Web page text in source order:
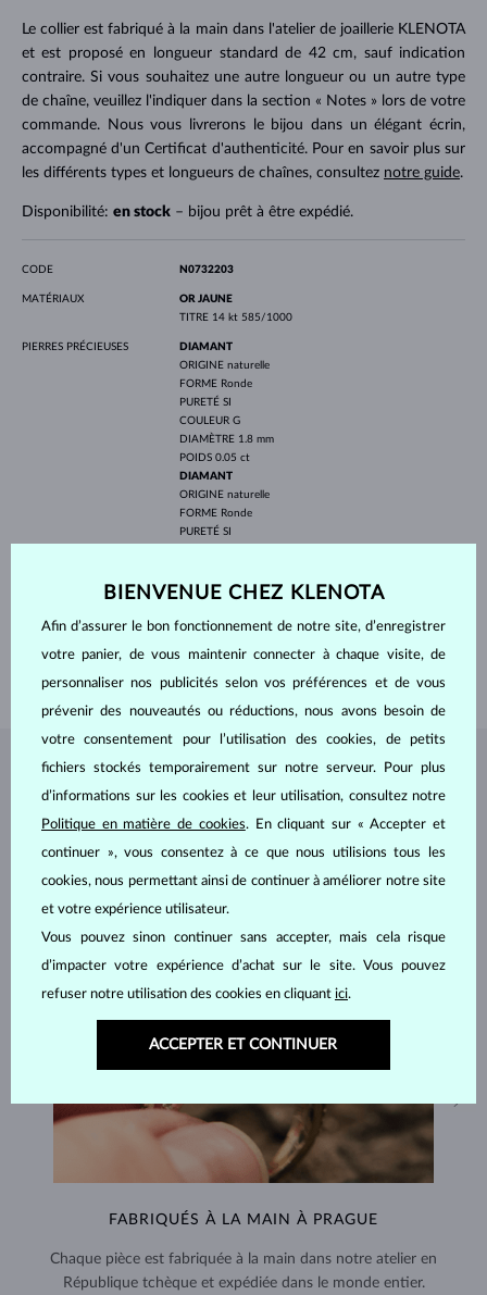
Le collier est fabriqué à la main dans l'atelier de joaillerie KLENOTA
et est proposé en longueur standard de 42 cm, sauf indication
contraire. Si vous souhaitez une autre longueur ou un autre type
de chaîne, veuillez l'indiquer dans la section « Notes » lors de votre
commande. Nous vous livrerons le bijou dans un élégant écrin,
accompagné d'un Certificat d'authenticité. Pour en savoir plus sur
les différents types et longueurs de chaînes, consultez notre guide.
Disponibilité: en stock– bijou prêt à être expédié.
CODE N0732203
MATÉRIAUX
OR JAUNE
TITRE 14 kt 585/1000
PIERRES PRÉCIEUSES
DIAMANT
ORIGINE naturelle
FORME Ronde
PURETÉ SI
COULEUR G
DIAMÈTRE 1.8 mm
POIDS 0.05 ct
DIAMANT
ORIGINE naturelle
FORME Ronde
PURETÉ SI
POIDS0.012 ct
1.3 g
BIJOUX DEL'ATELIER KLENOTA
FABRIQUÉS À LA MAIN À PRAGUE
Chaque pièce est fabriquée à la main dans notre atelier en
République tchèque et expédiée dans le monde entier.
BIENVENUE CHEZ KLENOTA
Afin d’assurer le bon fonctionnement de notre site, d’enregistrer
votre panier, de vous maintenir connecter à chaque visite, de
personnaliser nos publicités selon vos préférences et de vous
prévenir des nouveautés ou réductions, nous avons besoin de
votre consentement pour l’utilisation des cookies, de petits
fichiers stockés temporairement sur notre serveur. Pour plus
d’informations sur les cookies et leur utilisation, consultez notre
Politique en matière de cookies. En cliquant sur « Accepter et
continuer », vous consentez à ce que nous utilisions tous les
cookies, nous permettant ainsi de continuer à améliorer notre site
et votre expérience utilisateur.
Vous pouvez sinon continuer sans accepter, mais cela risque
d’impacter votre expérience d’achat sur le site. Vous pouvez
refuser notre utilisation des cookies en cliquant ici.
ACCEPTER ET CONTINUER